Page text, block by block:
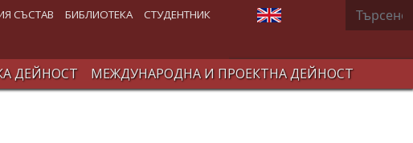
СЪСТАВ БИБЛИОТЕКА СТУДЕНТНИК Изберете език Търсене
ДЕЙНОСТ
МЕЖДУНАРОДНА И ПРОЕКТНА ДЕЙНОСТ